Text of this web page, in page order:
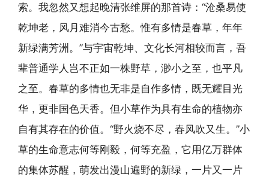
索。我忽然又想起晚清张维屏的那首诗：“沧桑易使
乾坤老，风月难消今古愁。惟有多情是春草，年年
新绿满芳洲。”与宇宙乾坤、文化长河相较而言，吾
辈普通学人岂不正如一株野草，渺小之至，也平凡
之至。春草的多情也无非是自作多情，既无耀目光
华，更非国色天香。但小草作为具有生命的植物亦
自有其存在的价值。“野火烧不尽，春风吹又生。”小
草的生命意志何等刚毅，何等充盈，它用亿万群体
的集体苏醒，萌发出漫山遍野的新绿，一片又一片